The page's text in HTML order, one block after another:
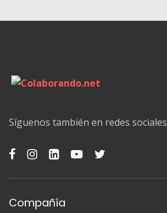
Síguenos también en redes sociales
Compañía